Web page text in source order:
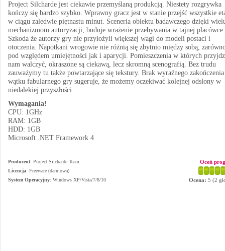
Project Silcharde jest ciekawie przemyślaną produkcją. Niestety rozgrywka
kończy się bardzo szybko. Wprawny gracz jest w stanie przejść wszystkie
w ciągu zaledwie piętnastu minut. Sceneria obiektu badawczego dzięki
mechanizmom autoryzacji, buduje wrażenie przebywania w tajnej placówce.
Szkoda że autorzy gry nie przyłożyli większej wagi do modeli postaci i
otoczenia. Napotkani wrogowie nie różnią się zbytnio między sobą,
pod względem umiejętności jak i aparycji. Pomieszczenia w których
nam walczyć, okraszone są ciekawą, lecz skromną scenografią. Bez trudu
zauważymy tu także powtarzające się tekstury. Brak wyraźnego zakończenia
wątku fabularnego gry sugeruje, że możemy oczekiwać kolejnej odsłony w
niedalekiej przyszłości.
Wymagania!
CPU: 1GHz
RAM: 1GB
HDD: 1GB
Microsoft .NET Framework 4
Producent: Project Silcharde Team
Licencja: Freeware (darmowa)
System Operacyjny: Windows XP/Vista/7/8/10
Oceń
Ocena: 5 (2